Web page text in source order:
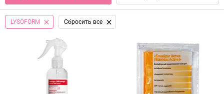
LYSOFORM Сбросить все